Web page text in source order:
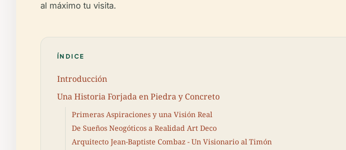
al máximo tu visita.
ÍNDICE
Introducción
Una Historia Forjada en Piedra y Concreto
Primeras Aspiraciones y una Visión Real
De Sueños Neogóticos a Realidad Art Deco
Arquitecto Jean-Baptiste Combaz - Un Visionario al Timón